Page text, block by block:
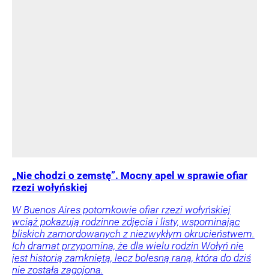
„Nie chodzi o zemstę”. Mocny apel w sprawie ofiar
rzezi wołyńskiej
W Buenos Aires potomkowie ofiar rzezi wołyńskiej
wciąż pokazują rodzinne zdjęcia i listy, wspominając
bliskich zamordowanych z niezwykłym okrucieństwem.
Ich dramat przypomina, że dla wielu rodzin Wołyń nie
jest historią zamkniętą, lecz bolesną raną, która do dziś
nie została zagojona.